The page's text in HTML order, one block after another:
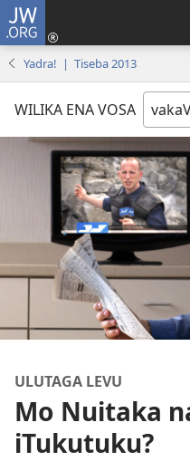
JW.ORG
Yadra! | Tiseba 2013
WILIKA ENA VOSA
ULUTAGA LEVU
Mo Nuitaka
iTukutuku?